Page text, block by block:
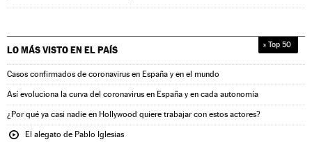
LO MÁS VISTO EN EL PAÍS » Top 50
Casos confirmados de coronavirus en España y en el mundo
Así evoluciona la curva del coronavirus en España y en cada autonomía
¿Por qué ya casi nadie en Hollywood quiere trabajar con estos actores?
El alegato de Pablo Iglesias